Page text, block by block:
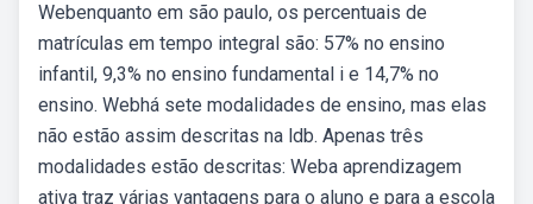
Webenquanto em são paulo, os percentuais de
matrículas em tempo integral são: 57% no ensino
infantil, 9,3% no ensino fundamental i e 14,7% no
ensino. Webhá sete modalidades de ensino, mas elas
não estão assim descritas na ldb. Apenas três
modalidades estão descritas: Weba aprendizagem
ativa traz várias vantagens para o aluno e para a escola